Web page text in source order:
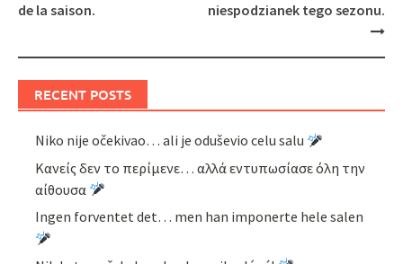
de la saison.
niespodzianek tego sezonu.
RECENT POSTS
Niko nije očekivao… ali je oduševio celu salu
Κανείς δεν το περίμενε… αλλά εντυπωσίασε όλη την
αίθουσα
Ingen forventet det… men han imponerte hele salen